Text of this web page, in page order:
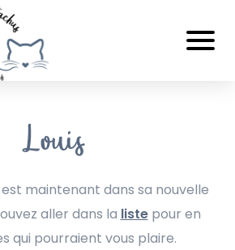
Louis
maintenant dans sa nouvelle
aller dans la listepour en
qui pourraient vous plaire.